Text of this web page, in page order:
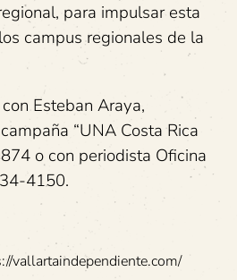
para impulsar esta
campus regionales de la
Esteban Araya,
“UNA Costa Rica
o con periodista Oficina
4150.
vallartaindependiente.com/